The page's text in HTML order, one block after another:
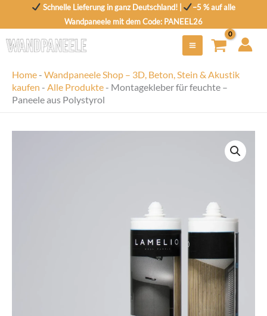
Schnelle Lieferung in ganz Deutschland! |
–5 % auf alle
Wandpaneele mit dem Code: PANEEL26
Home- Wandpaneele Shop – 3D, Beton, Stein & Akustik
kaufen - Alle Produkte- Montagekleber für feuchte –
Paneele aus Polystyrol